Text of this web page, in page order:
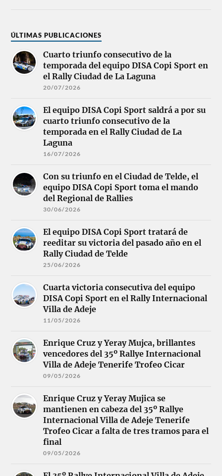
ÚLTIMAS PUBLICACIONES
Cuarto triunfo consecutivo de la
temporada del equipo DISA Copi Sport en
el Rally Ciudad de La Laguna
20/07/2026
El equipo DISA Copi Sport saldrá a por su
cuarto triunfo consecutivo de la
temporada en el Rally Ciudad de La
Laguna
16/07/2026
Con su triunfo en el Ciudad de Telde, el
equipo DISA Copi Sport toma el mando
del Regional de Rallies
30/06/2026
El equipo DISA Copi Sport tratará de
reeditar su victoria del pasado año en el
Rally Ciudad de Telde
25/06/2026
Cuarta victoria consecutiva del equipo
DISA Copi Sport en el Rally Internacional
Villa de Adeje
11/05/2026
Enrique Cruz y Yeray Mujca, brillantes
vencedores del 35º Rallye Internacional
Villa de Adeje Tenerife Trofeo Cicar
09/05/2026
Enrique Cruz y Yeray Mujica se
mantienen en cabeza del 35º Rallye
Internacional Villa de Adeje Tenerife
Trofeo Cicar a falta de tres tramos para el
final
09/05/2026